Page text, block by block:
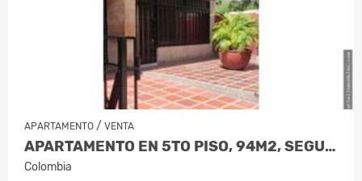
APARTAMENTO / VENTA
APARTAMENTO EN 5TO PISO, 94M2, SEGUND…
Colombia